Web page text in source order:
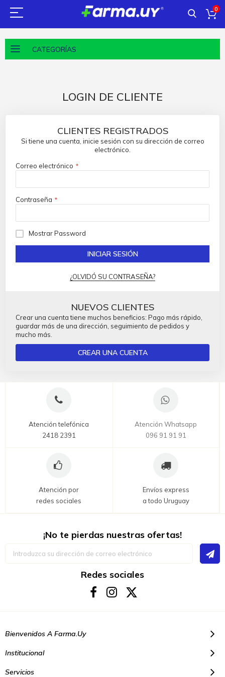
0
CATEGORÍAS
LOGIN DE CLIENTE
CLIENTES REGISTRADOS
Si tiene una cuenta, inicie sesión con su dirección de correo
electrónico.
Correo electrónico
Contraseña
Mostrar Password
INICIAR SESIÓN
¿OLVIDÓ SU CONTRASEÑA?
NUEVOS CLIENTES
Crear una cuenta tiene muchos beneficios: Pago más rápido,
guardar más de una dirección, seguimiento de pedidos y
mucho más.
CREAR UNA CUENTA
Atención telefónica
2418 2391
Atención Whatsapp
096 91 91 91
Atención por
redes sociales
Envíos express
a todo Uruguay
¡No te pierdas nuestras ofertas!
Redes sociales
Bienvenidos A Farma.uy
Institucional
Servicios